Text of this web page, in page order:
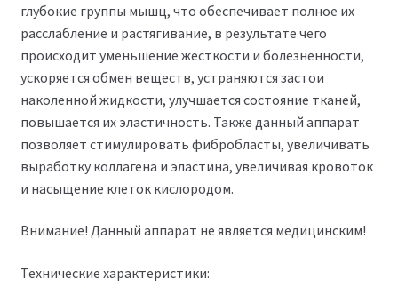
Наша компания является официальным
представителем завода по производству
косметологических аппаратов Аппарат KIM 8 на
территории Российской Федерации. Мы осуществляем
прямые поставки с завода (без посредников),
предоставляем гарантию и сервисное обслуживание в
течении всего гарантийного срока и после.
Оборудование сопровождается полным пакетом
документов. Каждому владельцу аппарата Аппарат KIM
консультация по РФ. В штате нашей компании
косметологи. Мы предоставим Вам профессиональную
глубокие группы мышц, что обеспечивает полное их
расслабление и растягивание, в результате чего
происходит уменьшение жесткости и болезненности,
ускоряется обмен веществ, устраняются застои
наколенной жидкости, улучшается состояние тканей,
повышается их эластичность. Также данный аппарат
позволяет стимулировать фибробласты, увеличивать
выработку коллагена и эластина, увеличивая кровоток
и насыщение клеток кислородом.
Внимание! Данный аппарат не является медицинским!
Технические характеристики: